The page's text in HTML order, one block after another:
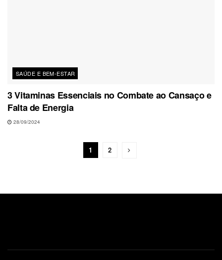
SAÚDE E BEM-ESTAR
3 Vitaminas Essenciais no Combate ao Cansaço e
Falta de Energia
28/09/2024
1 2